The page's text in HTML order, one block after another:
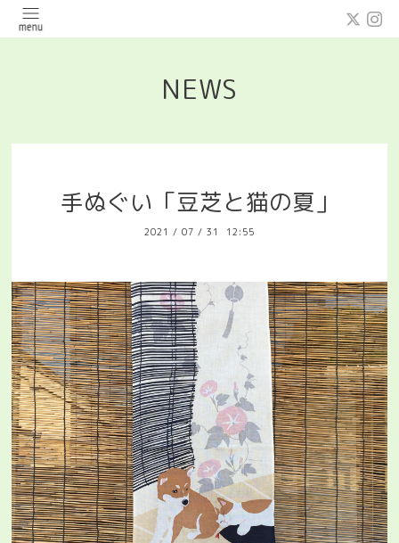
NEWS
手ぬぐい「豆芝と猫の夏」
2021 / 07 / 31 12:55